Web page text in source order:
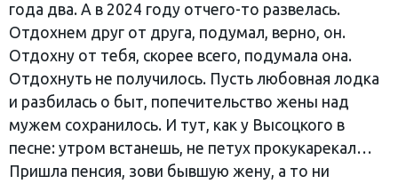
года два. А в 2024 году отчего-то развелась.
Отдохнем друг от друга, подумал, верно, он.
Отдохну от тебя, скорее всего, подумала она.
Отдохнуть не получилось. Пусть любовная лодка
и разбилась о быт, попечительство жены над
мужем сохранилось. И тут, как у Высоцкого в
песне: утром встанешь, не петух прокукарекал…
Пришла пенсия, зови бывшую жену, а то ни